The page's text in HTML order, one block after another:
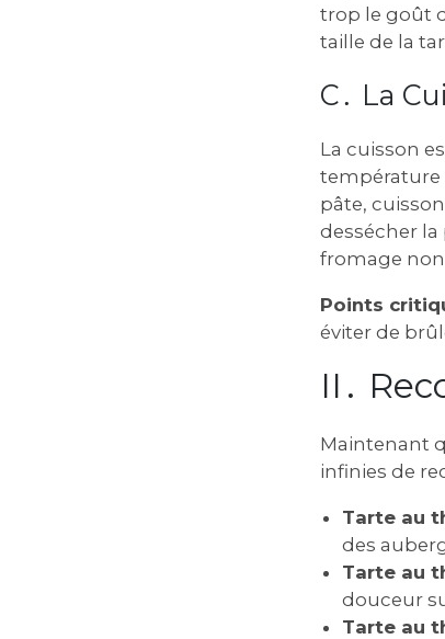
trop le goût
taille de la
C․ La
La cuisson
température
pâte‚
dessécher
fromage
Points
éviter de
II․
Maintenant
infinies de
Tarte au
des
Tarte au
douceur
Tarte au